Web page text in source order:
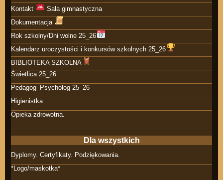
Kontakt
Sala gimnastyczna
Dokumentacja
Rok szkolny/Dni wolne 25_26
Kalendarz uroczystości i konkursów szkolnych 25_26
BIBLIOTEKA SZKOLNA
Świetlica 25_26
Pedagog_Psycholog 25_26
Higienistka
Opieka zdrowotna.
Dla wszystkich
Dyplomy. Certyfikaty. Podziękowania.
*Logo/maskotka*